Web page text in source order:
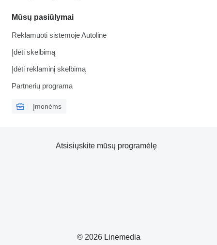
Mūsų pasiūlymai
Reklamuoti sistemoje Autoline
Įdėti skelbimą
Įdėti reklaminį skelbimą
Partnerių programa
Įmonėms
© 2026 Linemedia
Atsisiųskite mūsų programėlę